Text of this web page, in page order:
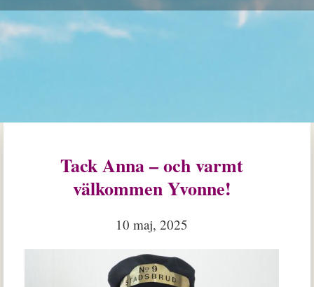
Tack Anna – och varmt
välkommen Yvonne!
10 maj, 2025